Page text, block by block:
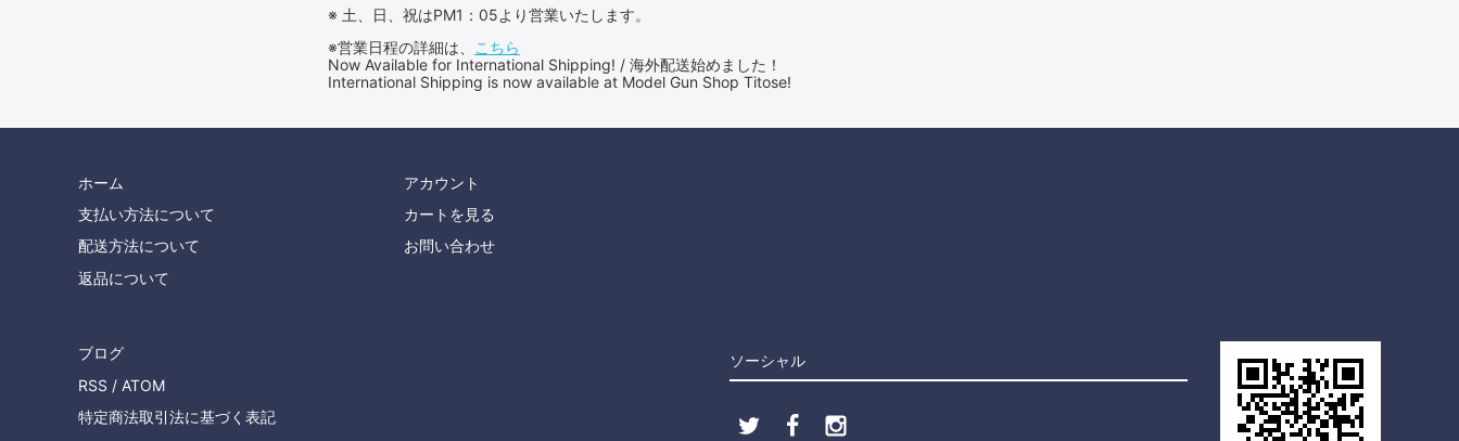
※ 土、日、祝はPM1：05より営業いたします。
※営業日程の詳細は、
こちら
Now Available for International Shipping! / 海外配送始めました！
International Shipping is now available at Model Gun Shop Titose!
ホーム
支払い方法について
配送方法について
返品について
アカウント
カートを見る
お問い合わせ
ソーシャル
ブログ
RSS / ATOM
特定商法取引法に基づく表記